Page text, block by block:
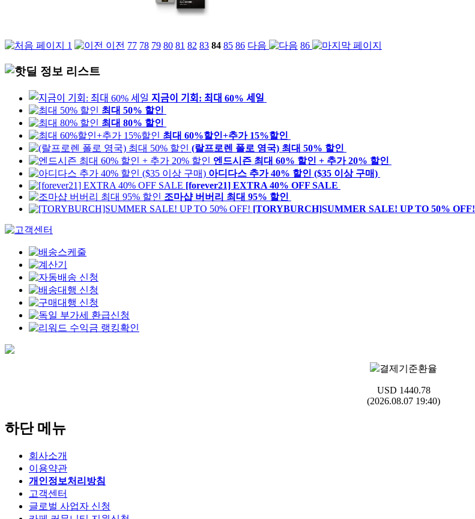
1 이전 77 78 79 80 81 82 83 84 85 86 다음 86
지금이 기회: 최대 60% 세일
최대 50% 할인
최대 80% 할인
최대 60%할인+추가 15%할인
(랄프로렌 폴로 영국) 최대 50% 할인
엔드시즌 최대 60% 할인 + 추가 20% 할인
아디다스 추가 40% 할인 ($35 이상 구매)
[forever21] EXTRA 40% OFF SALE
조마샵 버버리 최대 95% 할인
[TORYBURCH]SUMMER SALE! UP TO 50% OFF!
결제기준환율
USD 1440.78
(2026.08.07 19:40)
하단 메뉴
회사소개
이용약관
개인정보처리방침
고객센터
글로벌 사업자 신청